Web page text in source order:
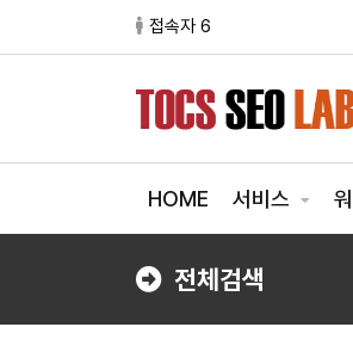
접속자 6
HOME 서비스
전체검색